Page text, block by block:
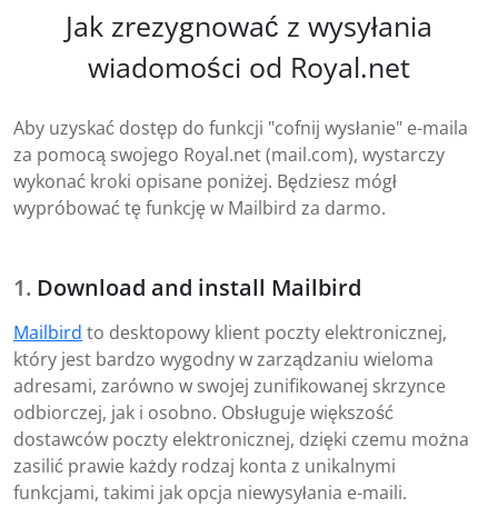
Jak zrezygnować z wysyłania
wiadomości od Royal.net
Aby uzyskać dostęp do funkcji "cofnij wysłanie" e-maila
za pomocą swojego Royal.net (mail.com), wystarczy
wykonać kroki opisane poniżej. Będziesz mógł
wypróbować tę funkcję w Mailbird za darmo.
Download and install Mailbird
Mailbird to desktopowy klient poczty elektronicznej,
który jest bardzo wygodny w zarządzaniu wieloma
adresami, zarówno w swojej zunifikowanej skrzynce
odbiorczej, jak i osobno. Obsługuje większość
dostawców poczty elektronicznej, dzięki czemu można
zasilić prawie każdy rodzaj konta z unikalnymi
funkcjami, takimi jak opcja niewysyłania e-maili.